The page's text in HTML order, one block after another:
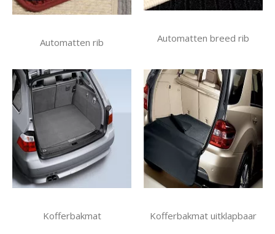
Automatten rib Automatten breed rib
Kofferbakmat Kofferbakmat uitklapbaar